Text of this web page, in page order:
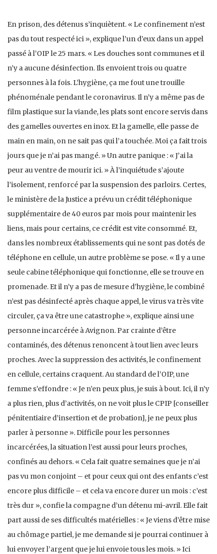
En prison, des détenus s’inquiètent. « Le confinement n’est
pas du tout respecté ici », explique l’un d’eux dans un appel
passé à l’OIP le 25 mars. « Les douches sont communes et il
n’y a aucune désinfection. Ils envoient trois ou quatre
personnes à la fois. L’hygiène, ça me fout une trouille
phénoménale pendant le coronavirus. Il n’y a même pas de
film plastique sur la viande, les plats sont encore servis dans
des gamelles ouvertes en inox. Et la gamelle, elle passe de
main en main, on ne sait pas qui l’a touchée. Moi ça fait trois
jours que je n’ai pas mangé. » Un autre panique : « J’ai la
peur au ventre de mourir ici. » À l’inquiétude s’ajoute
l’isolement, renforcé par la suspension des parloirs. Certes,
le ministère de la Justice a prévu un crédit téléphonique
supplémentaire de 40 euros par mois pour maintenir les
liens, mais pour certains, ce crédit est vite consommé. Et,
dans les nombreux établissements qui ne sont pas dotés de
téléphone en cellule, un autre problème se pose. « Il y a une
seule cabine téléphonique qui fonctionne, elle se trouve en
promenade. Et il n’y a pas de mesure d’hygiène, le combiné
n’est pas désinfecté après chaque appel, le virus va très vite
circuler, ça va être une catastrophe », explique ainsi une
personne incarcérée à Avignon. Par crainte d’être
contaminés, des détenus renoncent à tout lien avec leurs
proches. Avec la suppression des activités, le confinement
en cellule, certains craquent. Au standard de l’OIP, une
femme s’effondre : « Je n’en peux plus, je suis à bout. Ici, il n’y
a plus rien, plus d’activités, on ne voit plus le CPIP [conseiller
pénitentiaire d’insertion et de probation], je ne peux plus
parler à personne ». Difficile pour les personnes
incarcérées, la situation l’est aussi pour leurs proches,
confinés au dehors. « Cela fait quatre semaines que je n’ai
pas vu mon conjoint – et pour ceux qui ont des enfants c’est
encore plus difficile – et cela va encore durer un mois : c’est
très dur », confie la compagne d’un détenu mi-avril. Elle fait
part aussi de ses difficultés matérielles : « Je viens d’être mise
au chômage partiel, je me demande si je pourrai continuer à
lui envoyer l’argent que je lui envoie tous les mois. » Ici